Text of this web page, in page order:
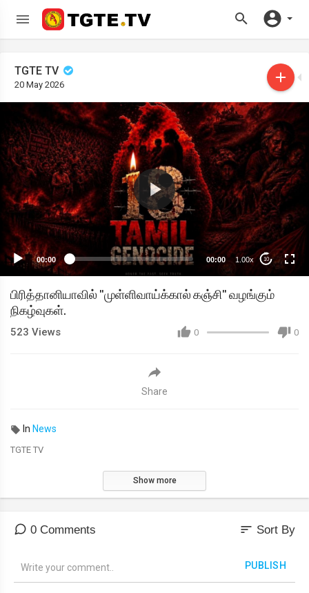
TGTE TV
20 May 2026
00:00 00:00 1.00x 10
பிரித்தானியாவில் "முள்ளிவாய்க்கால் கஞ்சி" வழங்கும்
நிகழ்வுகள்.
0 0
523 Views
Share
In News
TGTE TV
Show more
0 Comments sort Sort By
PUBLISH